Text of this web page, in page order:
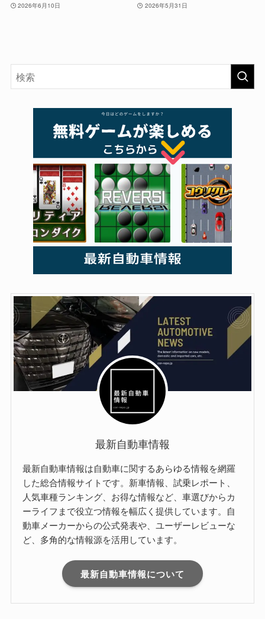
2026年6月10日 2026年5月31日
最新自動車情報
最新自動車情報は自動車に関するあらゆる情報を網羅
した総合情報サイトです。新車情報、試乗レポート、
人気車種ランキング、お得な情報など、車選びからカ
ーライフまで役立つ情報を幅広く提供しています。自
動車メーカーからの公式発表や、ユーザーレビューな
ど、多角的な情報源を活用しています。
最新自動車情報について